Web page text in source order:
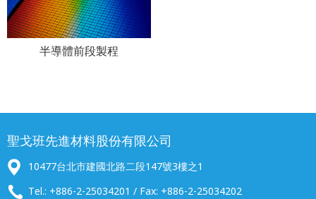
半導體前段製程
聖戈班先進材料股份有限公司
10477台北市建國北路二段147號3樓之1
Tel.: +886-2-25034201 / Fax: +886-2-25034202